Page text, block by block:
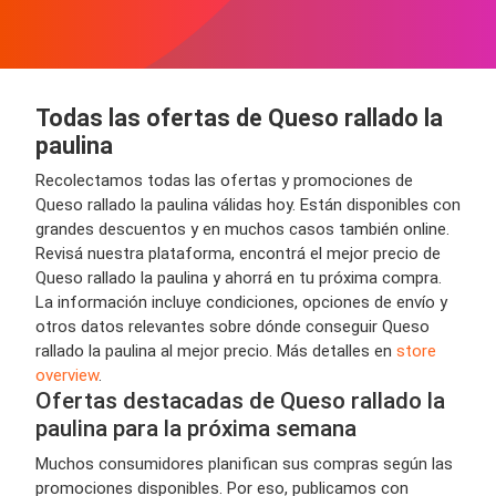
Todas las ofertas de Queso rallado la
paulina
Recolectamos todas las ofertas y promociones de
Queso rallado la paulina válidas hoy. Están disponibles con
grandes descuentos y en muchos casos también online.
Revisá nuestra plataforma, encontrá el mejor precio de
Queso rallado la paulina y ahorrá en tu próxima compra.
La información incluye condiciones, opciones de envío y
otros datos relevantes sobre dónde conseguir Queso
rallado la paulina al mejor precio. Más detalles en store
overview.
Ofertas destacadas de Queso rallado la
paulina para la próxima semana
Muchos consumidores planifican sus compras según las
promociones disponibles. Por eso, publicamos con